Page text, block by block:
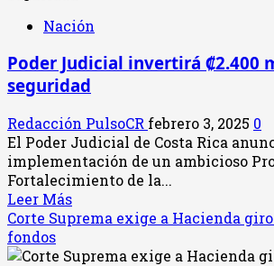
Judicial
ejecución
presupuestaria
uso
de
recursos
en
2024
Nación
Poder Judicial invertirá ₡2.400
seguridad
Redacción PulsoCR febrero 3, 2025 0
El Poder Judicial de Costa Rica
implementación de un ambicioso
Fortalecimiento de la...
Leer MásLeer
más
de
Corte Suprema exige a Hacienda
fondos